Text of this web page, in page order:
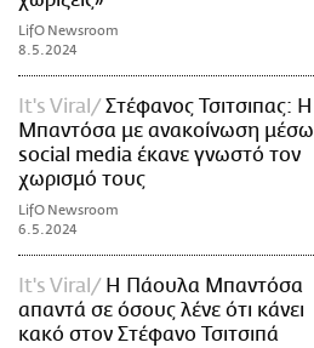
LifO Newsroom
8.5.2024
It's Viral
Στέφανος Τσιτσιπας: Η
Μπαντόσα με ανακοίνωση μέσω
social media έκανε γνωστό τον
χωρισμό τους
LifO Newsroom
6.5.2024
It's Viral
Η Πάουλα Μπαντόσα
απαντά σε όσους λένε ότι κάνει
κακό στον Στέφανο Τσιτσιπά